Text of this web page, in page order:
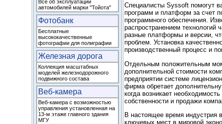
Специалисты Syssoft помогут
программ и платформ за счет
программного обеспечения.
распространением технологий
разные платформы и версии,
проблем. Установка
производственный процесс и
Отдельным положительным
дополнительной стоимости
предприятии системе
фирма обретает
когда возникает
собственности и продажи
В настоящее время индустрия
ключевых мест в мировой
Все об эксплуатации
автомобилей марки "Тойота"
Фотобанк
Бесплатные
высококачественные
фотографии для полиграфии
Железная дорога
Коллекция масштабных
моделей железнодорожного
подвижного состава
Веб-камера
Веб-камера с возможностью
управления установленная на
13-м этаже главного здания
МГУ